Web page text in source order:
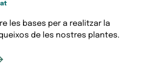
les bases per a realitzar la
de les nostres plantes.